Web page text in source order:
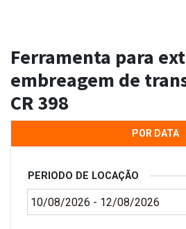
Ferramenta para
embreagem de
CR 398
POR DATA
PERIODO DE LOCAÇÃO